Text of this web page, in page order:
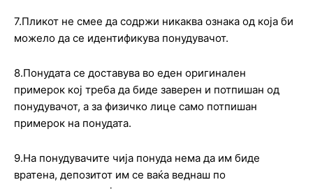
7.Пликот не смее да содржи никаква ознака од која би
можело да се идентификува понудувачот.
8.Понудата се доставува во еден оригинален
примерок кој треба да биде заверен и потпишан од
понудувачот, а за физичко лице само потпишан
примерок на понудата.
9.На понудувачите чија понуда нема да им биде
вратена, депозитот им се ваќа веднаш по